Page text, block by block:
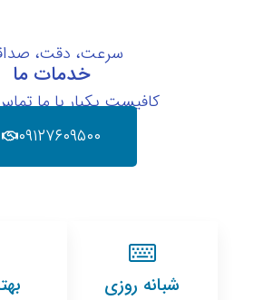
سرعت، دقت،
خدمات ما
کافیست یکبار با ما
۰۹۱۲۷۶۰۹۵۰۰
شبانه روزی